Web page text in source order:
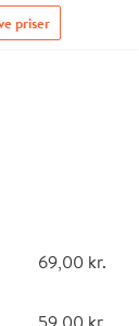
priser
69,00 kr.